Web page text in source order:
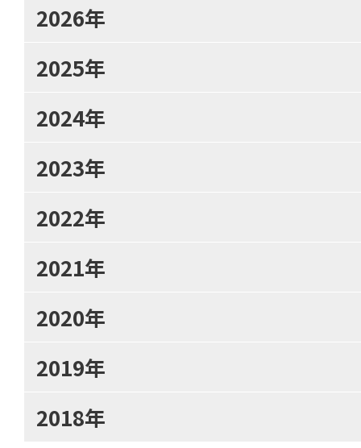
2026年
2025年
2024年
2023年
2022年
2021年
2020年
2019年
2018年